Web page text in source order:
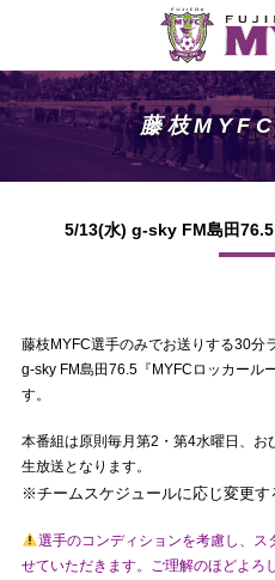
藤枝
5/13(水) g-sky FM島田76.5
藤枝MYFC選手のみでお送りする30分
g-sky FM島田76.5『MYFCロッカール
す。
本番組は原則毎月第2・第4水曜日、
生放送となります。
※チームスケジュールに応じ変更す
選手のコンディションを考慮し、ス
せていただきます。ご理解のほどよろ